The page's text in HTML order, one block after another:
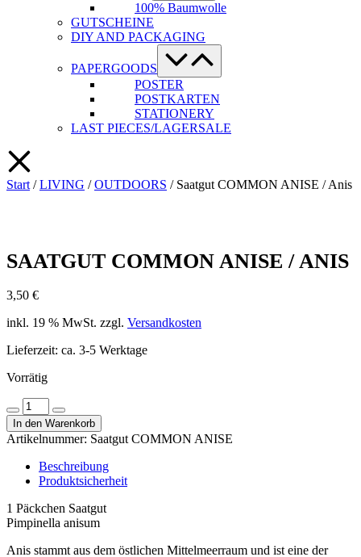
100% Baumwolle
GUTSCHEINE
DIY AND PACKAGING
PAPERGOODS
Menü-
Schalter
POSTER
POSTKARTEN
STATIONERY
LAST PIECES/LAGERSALE
Start /LIVING /OUTDOORS / Saatgut COMMON ANISE / Anis
SAATGUT COMMON ANISE / ANIS
3,50 €
inkl. 19 % MwSt. zzgl. Versandkosten
Lieferzeit: ca. 3-5 Werktage
Vorrätig
Menge
verringern
Saatgut
COMMON
ANISE
/
Anis
Menge
Menge
erhöhen
In den Warenkorb
Artikelnummer: Saatgut COMMON ANISE
Beschreibung
Produktsicherheit
1 Päckchen Saatgut
Pimpinella anisum
Anis stammt aus dem östlichen Mittelmeerraum und ist eine der